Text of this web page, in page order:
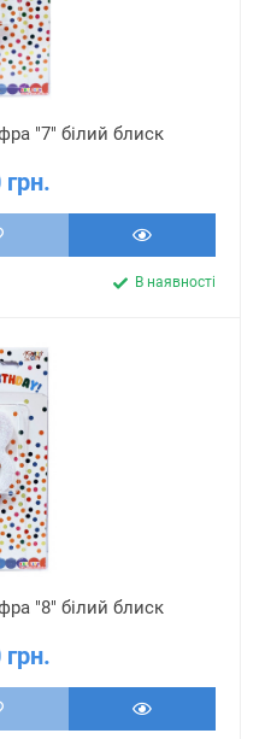
"7" білий блиск
В наявності
"8" білий блиск